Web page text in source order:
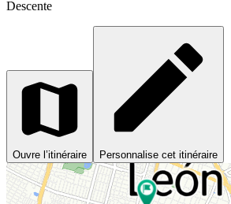
Descente
Ouvre l’itinéraire Personnalise cet itinéraire